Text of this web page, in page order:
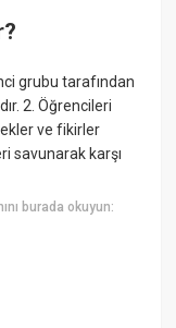
grubu tarafından
2. Öğrencileri
ve fikirler
savunarak karşı
burada okuyun: